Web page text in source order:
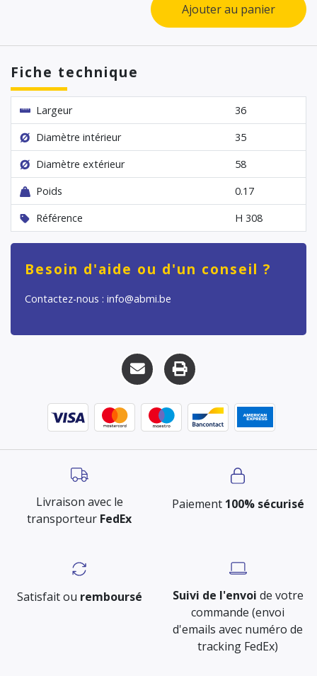
Ajouter au panier
Fiche technique
Largeur
36
Diamètre intérieur
35
Diamètre extérieur
58
Poids
0.17
Référence
H 308
Besoin d'aide ou d'un conseil ?
Contactez-nous : info@abmi.be
Livraison avec le
transporteur FedEx
Paiement 100% sécurisé
Satisfait ou remboursé Suivi de l'envoi de votre
commande (envoi
d'emails avec numéro de
tracking FedEx)